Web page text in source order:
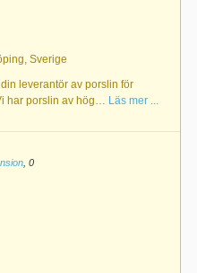
Sverige
leverantör av porslin för
har porslin av hög… Läs mer ...
, 0